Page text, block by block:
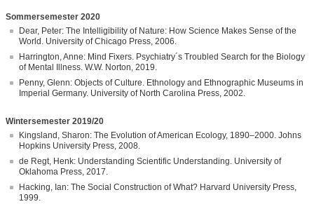
Sommersemester 2020
Dear, Peter: The Intelligibility of Nature: How Science Makes Sense of the
World. University of Chicago Press, 2006.
Harrington, Anne: Mind Fixers. Psychiatry´s Troubled Search for the Biology
of Mental Illness. W.W. Norton, 2019.
Penny, Glenn: Objects of Culture. Ethnology and Ethnographic Museums in
Imperial Germany. University of North Carolina Press, 2002.
Wintersemester 2019/20
Kingsland, Sharon: The Evolution of American Ecology, 1890–2000. Johns
Hopkins University Press, 2008.
de Regt, Henk: Understanding Scientific Understanding. University of
Oklahoma Press, 2017.
Hacking, Ian: The Social Construction of What? Harvard University Press,
1999.